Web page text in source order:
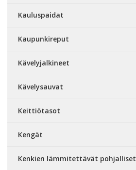
Kauluspaidat
Kaupunkireput
Kävelyjalkineet
Kävelysauvat
Keittiötasot
Kengät
Kenkien lämmitettävät pohjalliset